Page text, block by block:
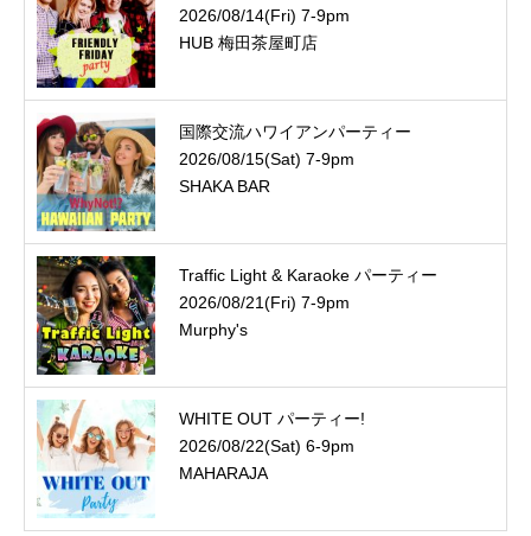
2026/08/14(Fri) 7-9pm
HUB 梅田茶屋町店
国際交流ハワイアンパーティー
2026/08/15(Sat) 7-9pm
SHAKA BAR
Traffic Light & Karaoke パーティー
2026/08/21(Fri) 7-9pm
Murphy's
WHITE OUT パーティー!
2026/08/22(Sat) 6-9pm
MAHARAJA